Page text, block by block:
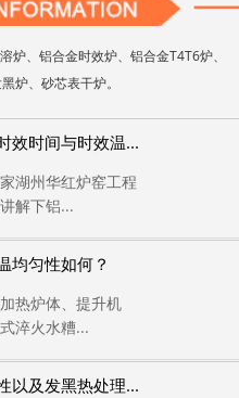
炉、铝合金时效炉、铝合金T4T6炉、
炉、砂芯表干炉。
效时间与时效温...
湖州华红炉窑工程
解下铝...
均匀性如何？
热炉体、提升机
淬火水糟...
以及发黑热处理...